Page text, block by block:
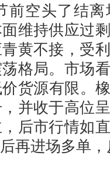
空头了结离
维持供应过
黄不接，受
格局。市场
货源有限。
并收于高位
后市行情如
再进场多单